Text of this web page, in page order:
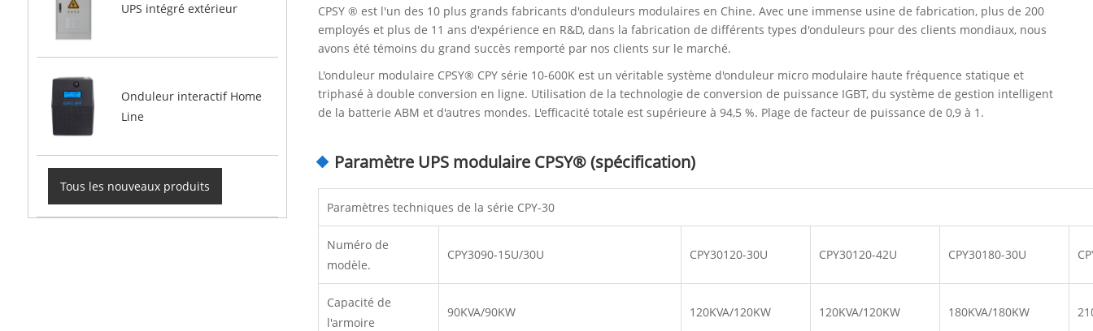
UPS intégré extérieur
Onduleur interactif Home
Line
Tous les nouveaux produits
CPSY ® est l'un des 10 plus grands fabricants d'onduleurs modulaires en Chine. Avec une immense usine de fabrication, plus de 200
employés et plus de 11 ans d'expérience en R&D, dans la fabrication de différents types d'onduleurs pour des clients mondiaux, nous
avons été témoins du grand succès remporté par nos clients sur le marché.
L'onduleur modulaire CPSY® CPY série 10-600K est un véritable système d'onduleur micro modulaire haute fréquence statique et
triphasé à double conversion en ligne. Utilisation de la technologie de conversion de puissance IGBT, du système de gestion intelligent
de la batterie ABM et d'autres mondes. L'efficacité totale est supérieure à 94,5 %. Plage de facteur de puissance de 0,9 à 1.
Paramètre UPS modulaire CPSY® (spécification)
Paramètres techniques de la série CPY-30
Numéro de
modèle.
CPY3090-15U/30U CPY30120-30U CPY30120-42U CPY30180-30U
Capacité de
l'armoire
90KVA/90KW 120KVA/120KW 120KVA/120KW 180KVA/180KW